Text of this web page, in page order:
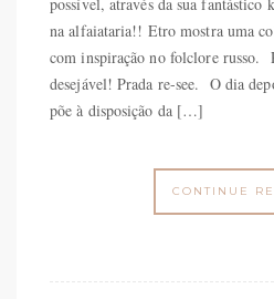
na alfaiataria!! Etro mostra uma
com inspiração no folclore russo.
desejável! Prada re-see. O dia
põe à disposição da […]
CONTINUE